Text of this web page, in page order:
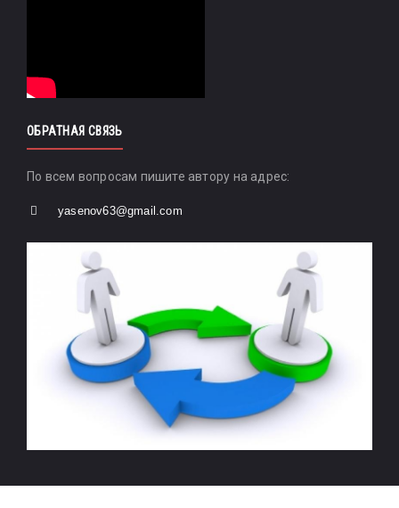
ОБРАТНАЯ СВЯЗЬ
По всем вопросам пишите автору на адрес:
yasenov63@gmail.com